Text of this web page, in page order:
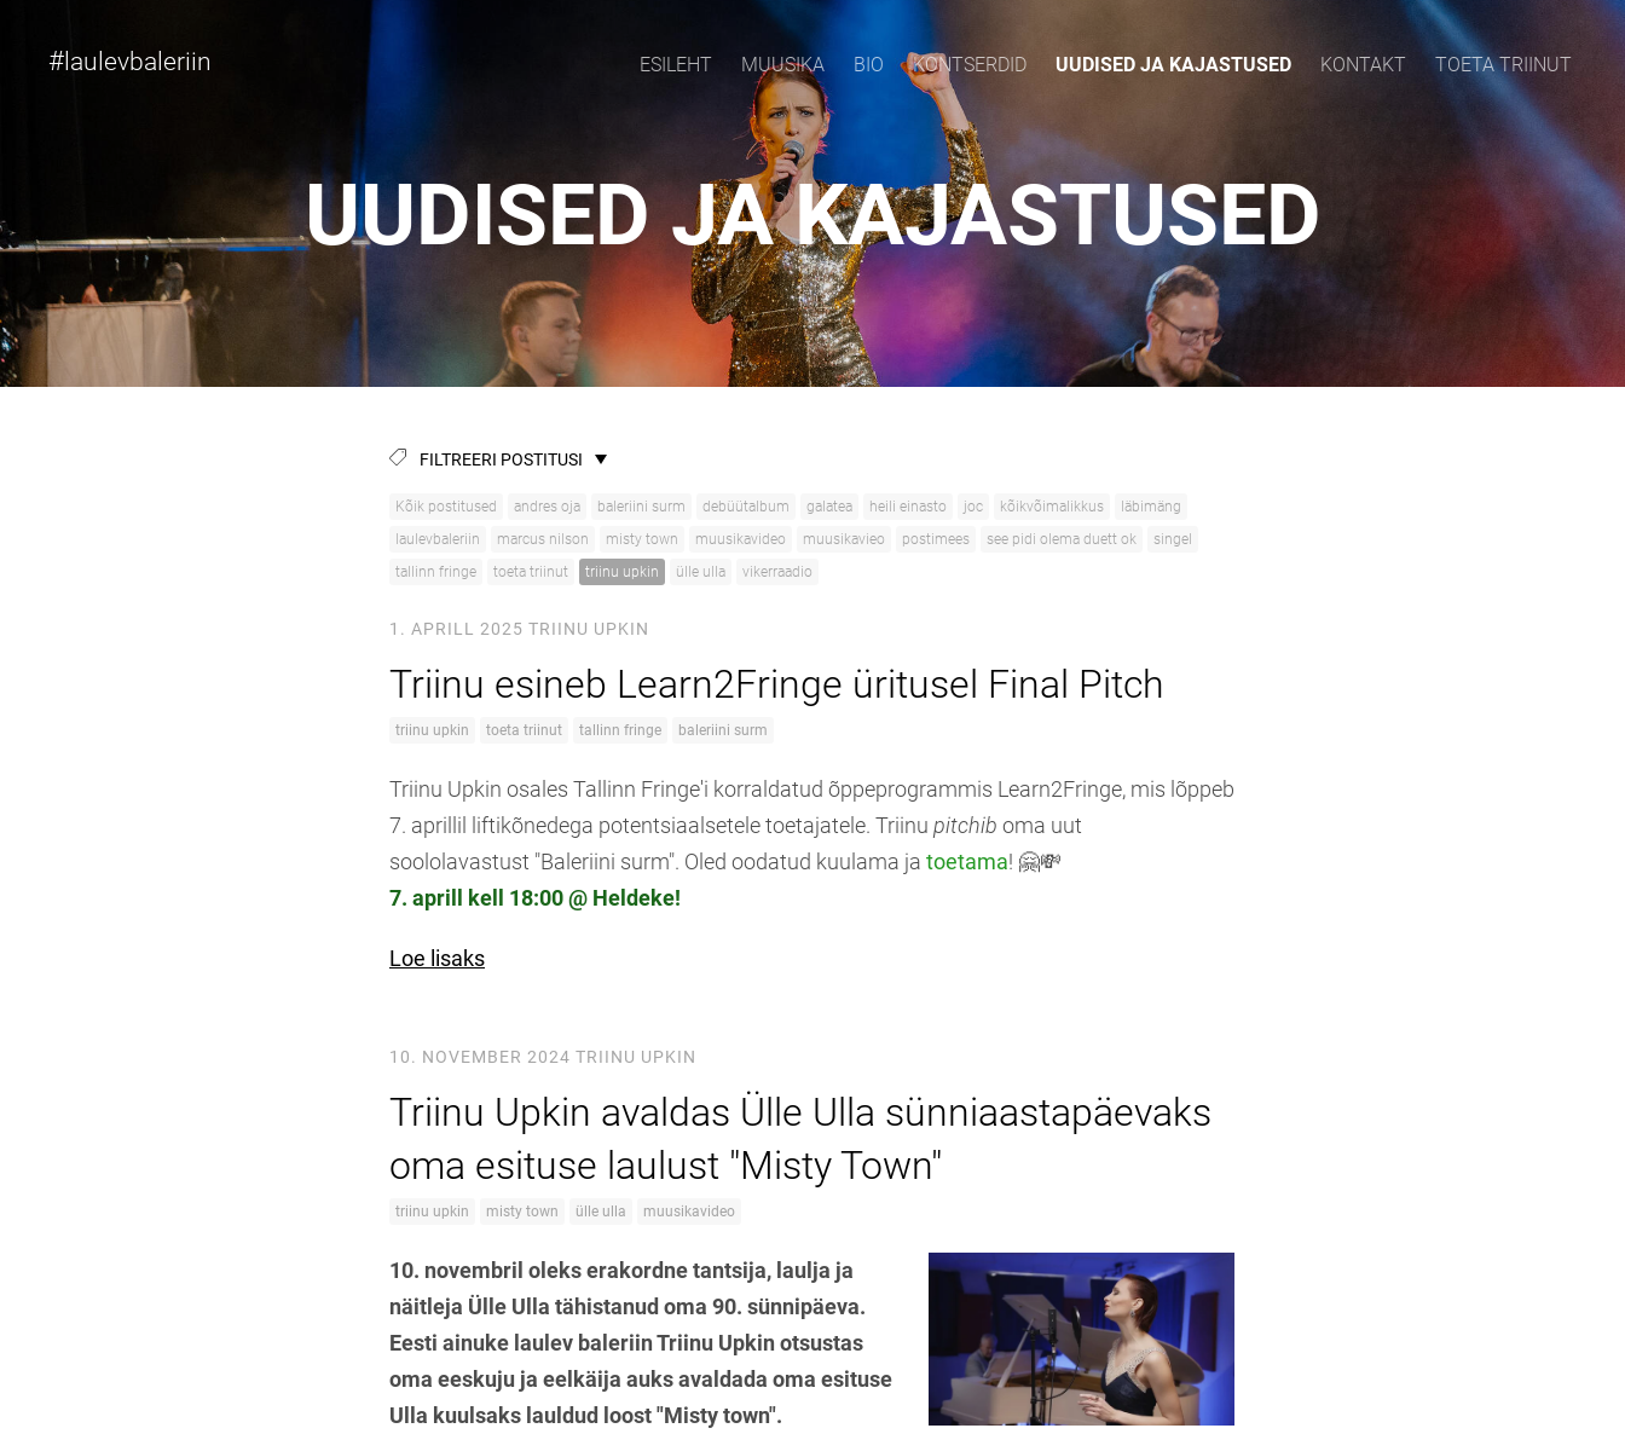
# laulevbaleriin ESILEHT MUUSIKA BIO KONTSERDID UUDISED JA KAJASTUSED KONTAKT TOETA TRIINUT
UUDISED JA KAJASTUSED
FILTREERI POSTITUSI
Kõik postitused andres oja baleriini surm debüütalbum galatea heili einasto joc kõikvõimalikkus
läbimäng
laulevbaleriin
marcus nilson misty town muusikavideo muusikavieo postimees see pidi olema duett ok
singel
tallinn fringe
toeta triinut triinu upkin ülle ulla vikerraadio
1. APRILL 2025 TRIINU UPKIN
Triinu esineb Learn2Fringe üritusel Final Pitch
triinu upkin toeta triinut tallinn fringe baleriini surm
Triinu Upkin osales Tallinn Fringe'i korraldatud õppeprogrammis Learn2Fringe, mis lõppeb
7. aprillil liftikõnedega potentsiaalsetele toetajatele. Triinu pitchib oma uut
soololavastust "Baleriini surm". Oled oodatud kuulama ja toetama! 🤗💸
7. aprill kell 18:00 @ Heldeke!
Loe lisaks
10. NOVEMBER 2024 TRIINU UPKIN
Triinu Upkin avaldas Ülle Ulla sünniaastapäevaks
oma esituse laulust "Misty Town"
triinu upkin misty town ülle ulla muusikavideo
10. novembril oleks erakordne tantsija, laulja ja
näitleja Ülle Ulla tähistanud oma 90. sünnipäeva.
Eesti ainuke laulev baleriin Triinu Upkin otsustas
oma eeskuju ja eelkäija auks avaldada oma esituse
Ulla kuulsaks lauldud loost "Misty town".